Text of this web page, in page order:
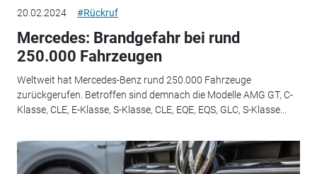
20.02.2024 #Rückruf
Mercedes: Brandgefahr bei rund
250.000 Fahrzeugen
Weltweit hat Mercedes-Benz rund 250.000 Fahrzeuge
zurückgerufen. Betroffen sind demnach die Modelle AMG GT, C-
Klasse, CLE, E-Klasse, S-Klasse, CLE, EQE, EQS, GLC, S-Klasse...